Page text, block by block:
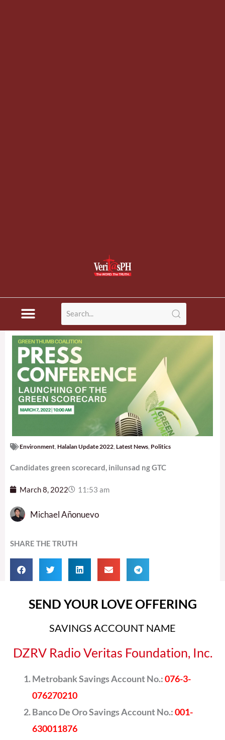
Environment Halalan Update 2022 Latest News Politics
Candidates green scorecard, inilunsad ng GTC
March 8, 2022 11:53 am
Michael Añonuevo
SHARE THE TRUTH
SEND YOUR LOVE OFFERING
SAVINGS ACCOUNT NAME
DZRV Radio Veritas Foundation, Inc.
Metrobank Savings Account No.:076-3-
076270210
Banco De Oro Savings Account No.:001-
630011876